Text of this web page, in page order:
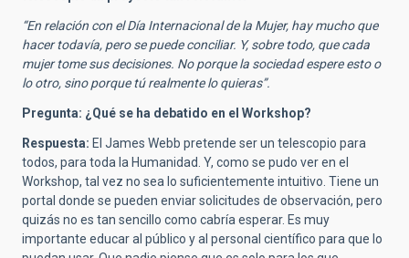
“En relación con el Día Internacional de la Mujer, hay mucho que
hacer todavía, pero se puede conciliar. Y, sobre todo, que cada
mujer tome sus decisiones. No porque la sociedad espere esto o
lo otro, sino porque tú realmente lo quieras”.
Pregunta: ¿Qué se ha debatido en el Workshop?
Respuesta: El James Webb pretende ser un telescopio para
todos, para toda la Humanidad. Y, como se pudo ver en el
Workshop, tal vez no sea lo suficientemente intuitivo. Tiene un
portal donde se pueden enviar solicitudes de observación, pero
quizás no es tan sencillo como cabría esperar. Es muy
importante educar al público y al personal científico para que lo